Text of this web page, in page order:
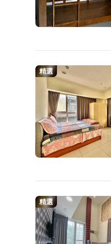
精選
精選